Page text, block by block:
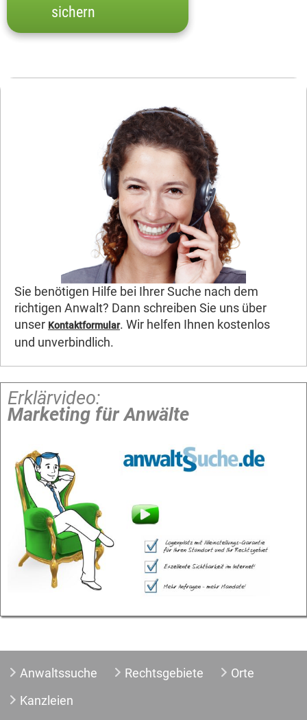
sichern
Sie benötigen Hilfe bei Ihrer Suche nach dem
richtigen Anwalt? Dann schreiben Sie uns über
unser Kontaktformular. Wir helfen Ihnen kostenlos
und unverbindlich.
Erklärvideo:
Marketing für Anwälte
Anwaltssuche Rechtsgebiete
Orte
Kanzleien